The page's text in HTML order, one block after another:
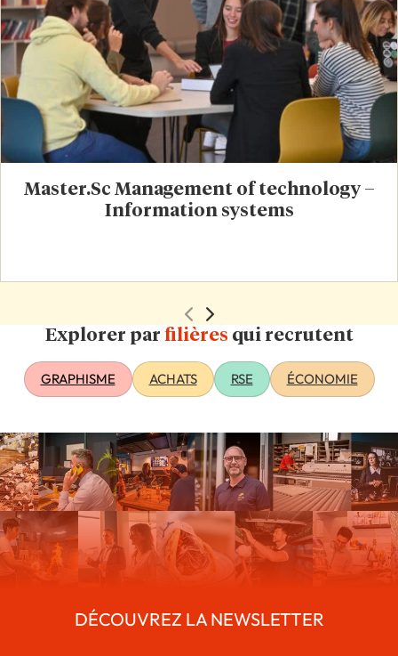
Master.Sc Management of technology –
Information systems
Explorer par filières qui recrutent
GRAPHISME ACHATS RSE ÉCONOMIE
DÉCOUVREZ LA NEWSLETTER